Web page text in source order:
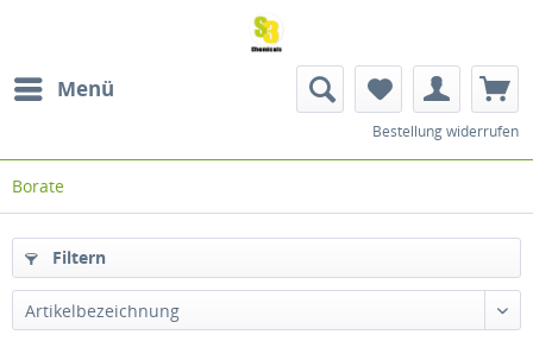
Menü
Bestellung widerrufen
Borate
Filtern
Artikelbezeichnung